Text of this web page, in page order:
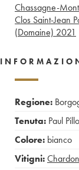
Chassagne-
Clos Saint-Jean
(Domaine) 2021
Regione:
Tenuta: Paul
Colore: bianco
Vitigni: